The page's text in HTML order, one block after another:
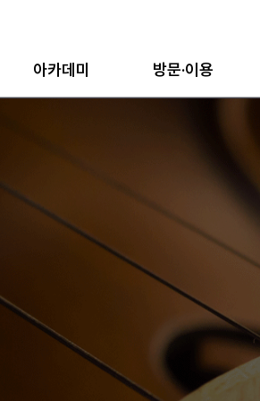
아카데미 방문·이용